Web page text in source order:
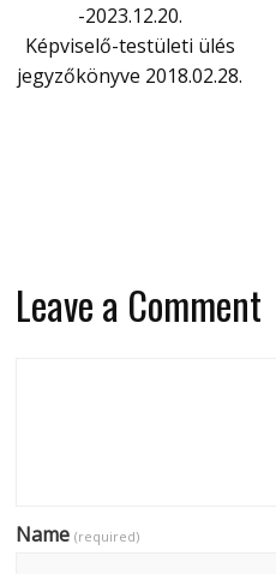
-2023.12.20.
Képviselő-testületi ülés
jegyzőkönyve 2018.02.28.
Leave a Comment
Name(required)